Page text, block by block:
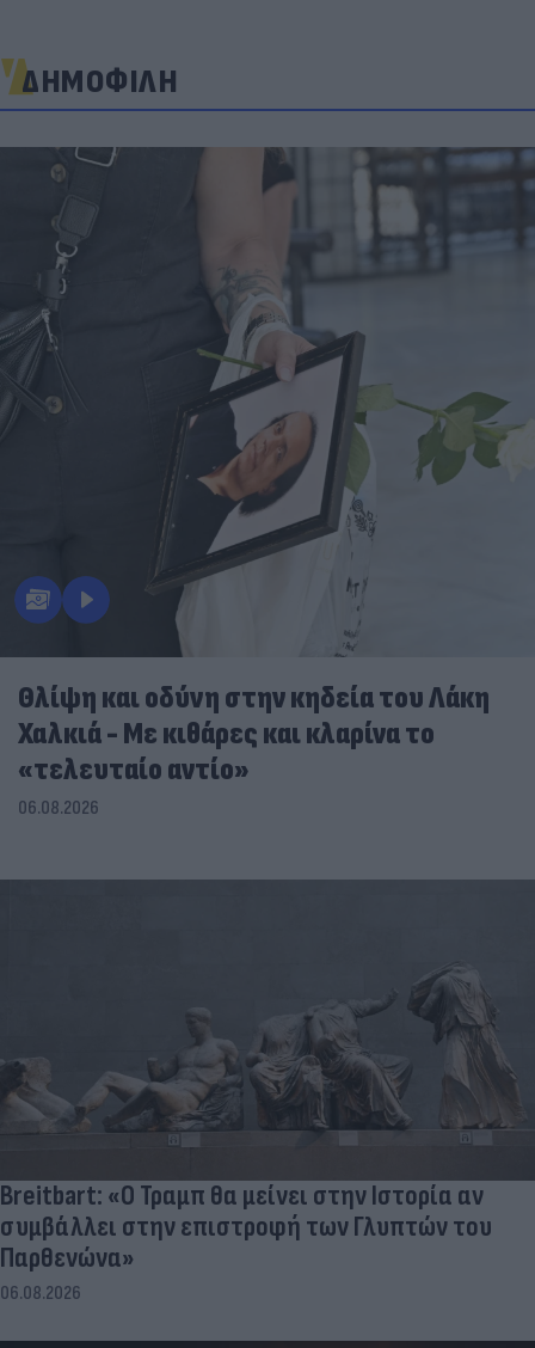
ΔΗΜΟΦΙΛΗ
Θλίψη και οδύνη στην κηδεία του Λάκη
Χαλκιά - Με κιθάρες και κλαρίνα το
«τελευταίο αντίο»
06.08.2026
Breitbart: «Ο Τραμπ θα μείνει στην Ιστορία αν
συμβάλλει στην επιστροφή των Γλυπτών του
Παρθενώνα»
06.08.2026